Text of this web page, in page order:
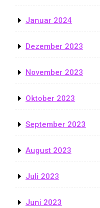
Januar 2024
Dezember 2023
November 2023
Oktober 2023
September 2023
August 2023
Juli 2023
Juni 2023